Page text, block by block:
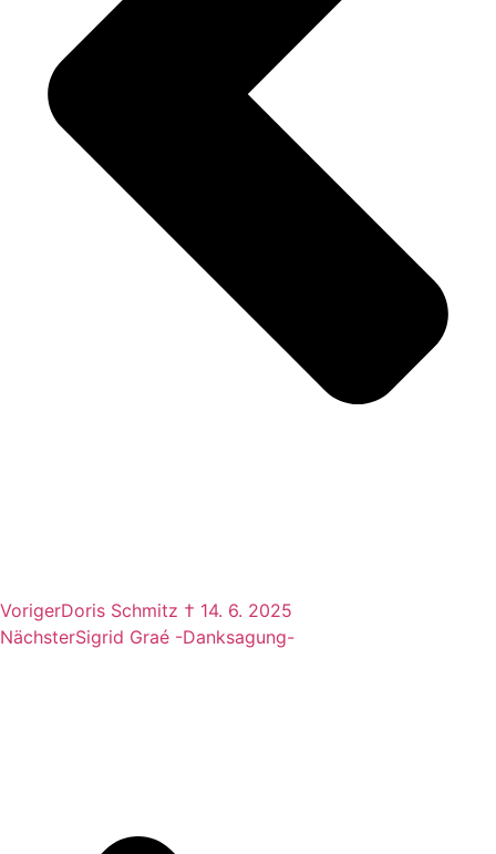
VorigerDoris Schmitz † 14. 6. 2025
NächsterSigrid Graé -Danksagung-